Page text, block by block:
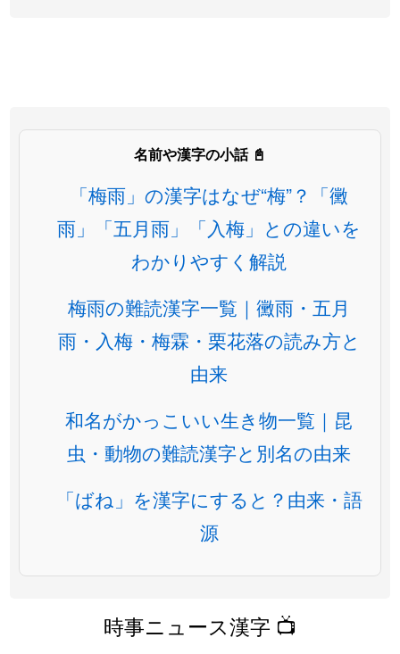
名前や漢字の小話 📓
「梅雨」の漢字はなぜ“梅”？「黴
雨」「五月雨」「入梅」との違いを
わかりやすく解説
梅雨の難読漢字一覧｜黴雨・五月
雨・入梅・梅霖・栗花落の読み方と
由来
和名がかっこいい生き物一覧｜昆
虫・動物の難読漢字と別名の由来
「ばね」を漢字にすると？由来・語
源
時事ニュース漢字 📺